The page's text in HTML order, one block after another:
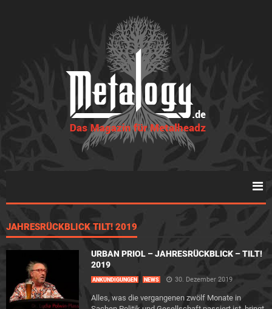
JAHRESRÜCKBLICK TILT! 2019
URBAN PRIOL – JAHRESRÜCKBLICK – TILT!
2019
ANKÜNDIGUNGEN NEWS 30. Dezember 2019
Alles, was die vergangenen zwölf Monate in